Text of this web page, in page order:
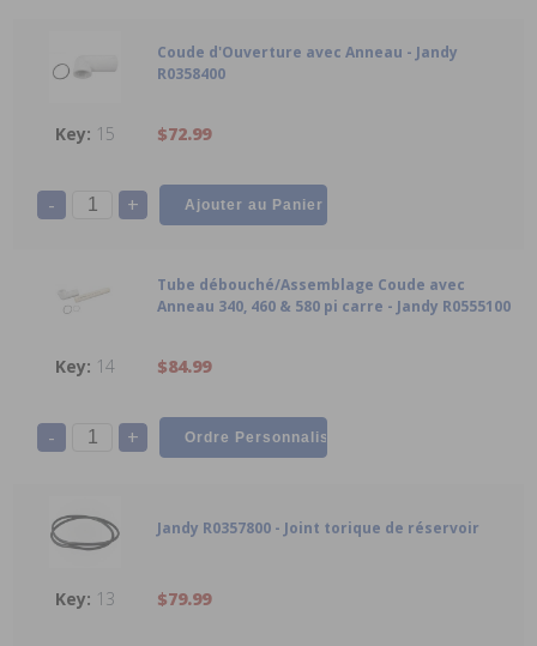
Coude d'Ouverture avec Anneau - Jandy
R0358400
15 $72.99
- +
Tube débouché/Assemblage Coude avec
Anneau 340, 460 & 580 pi carre - Jandy R0555100
14 $84.99
- +
Jandy R0357800 - Joint torique de réservoir
13 $79.99